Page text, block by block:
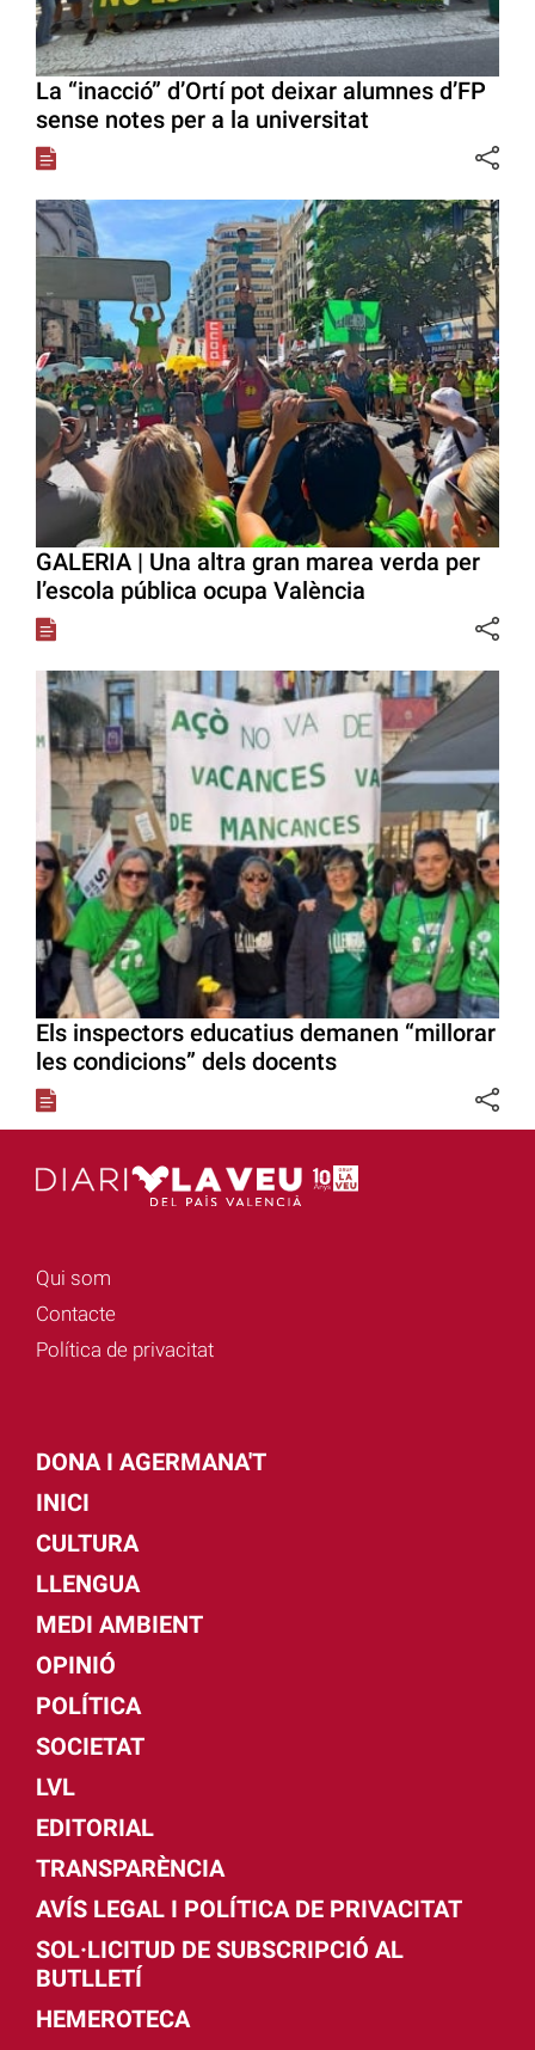
La “inacció” d’Ortí pot deixar alumnes d’FP
sense notes per a la universitat
GALERIA | Una altra gran marea verda per
l’escola pública ocupa València
Els inspectors educatius demanen “millorar
les condicions” dels docents
Qui som
Contacte
Política de privacitat
DONA I AGERMANA'T
INICI
CULTURA
LLENGUA
MEDI AMBIENT
OPINIÓ
POLÍTICA
SOCIETAT
LVL
EDITORIAL
TRANSPARÈNCIA
AVÍS LEGAL I POLÍTICA DE PRIVACITAT
SOL·LICITUD DE SUBSCRIPCIÓ AL
BUTLLETÍ
HEMEROTECA